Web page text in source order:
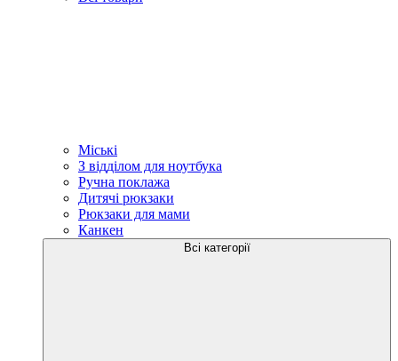
Міські
З відділом для ноутбука
Ручна поклажа
Дитячі рюкзаки
Рюкзаки для мами
Канкен
Всі категорії